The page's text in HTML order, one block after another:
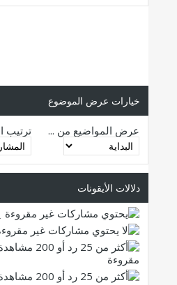
خيارات عرض الموضوع
عرض المواضيع من ... ترتيب
دلالات الأيقونات
مقروءة